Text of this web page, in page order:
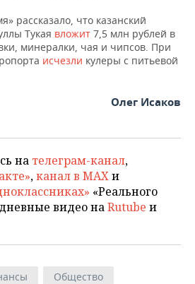
рассказало, что казанский
Тукая вложит 7,5 млн рублей в
минералки, чая и чипсов. При
исчезли кулеры с питьевой
Олег Исаков
на телеграм-канал,
,канал в MAXи
«Реального
видео наRutube и
Общество